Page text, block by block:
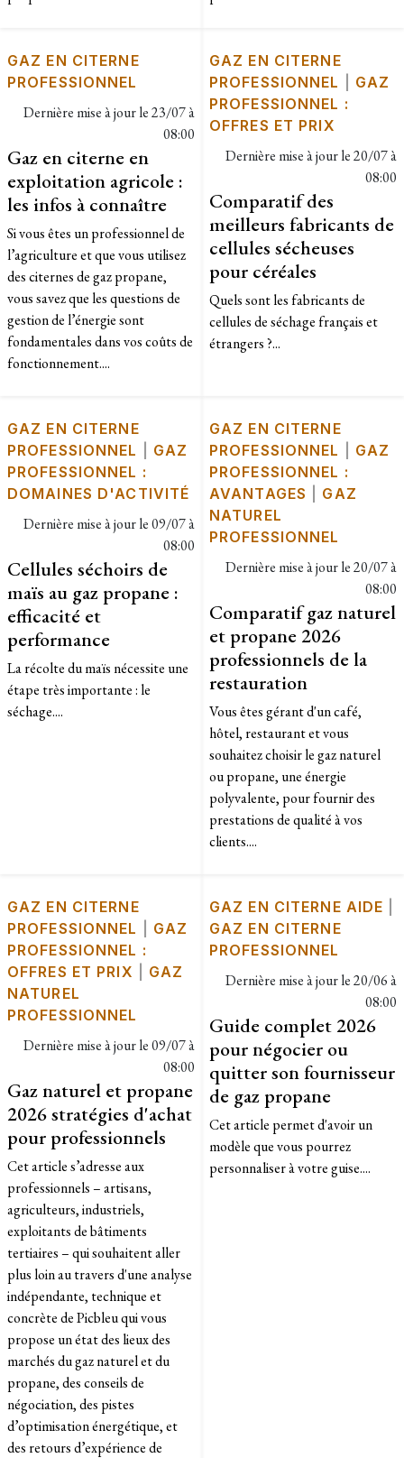
GAZ EN CITERNE
PROFESSIONNEL
Dernière mise à jour le23/07 à
08:00
Gaz en citerne en
exploitation agricole :
les infos à connaître
Si vous êtes un professionnel de
l’agriculture et que vous utilisez
des citernes de gaz propane,
vous savez que les questions de
gestion de l’énergie sont
fondamentales dans vos coûts de
fonctionnement....
GAZ EN CITERNE
PROFESSIONNEL
GAZ
PROFESSIONNEL :
OFFRES ET PRIX
Dernière mise à jour le20/07 à
08:00
Comparatif des
meilleurs fabricants de
cellules sécheuses
pour céréales
Quels sont les fabricants de
cellules de séchage français et
étrangers ?...
GAZ EN CITERNE
PROFESSIONNEL
GAZ
PROFESSIONNEL :
DOMAINES D'ACTIVITÉ
Dernière mise à jour le09/07 à
08:00
Cellules séchoirs de
maïs au gaz propane :
efficacité et
performance
​La récolte du maïs nécessite une
étape très importante : le
séchage....
GAZ EN CITERNE
PROFESSIONNEL
GAZ
PROFESSIONNEL :
AVANTAGES
GAZ
NATUREL
PROFESSIONNEL
Dernière mise à jour le20/07 à
08:00
Comparatif gaz naturel
et propane 2026
professionnels de la
restauration
Vous êtes gérant d'un café,
hôtel, restaurant et vous
souhaitez choisir le gaz naturel
ou propane, une énergie
polyvalente, pour fournir des
prestations de qualité à vos
clients....
GAZ EN CITERNE
PROFESSIONNEL
GAZ
PROFESSIONNEL :
OFFRES ET PRIX
GAZ
NATUREL
PROFESSIONNEL
Dernière mise à jour le09/07 à
08:00
Gaz naturel et propane
2026 stratégies d'achat
pour professionnels
​Cet article s’adresse aux
professionnels – artisans,
agriculteurs, industriels,
exploitants de bâtiments
tertiaires – qui souhaitent aller
plus loin au travers d'une analyse
indépendante, technique et
concrète de Picbleu qui vous
propose un état des lieux des
marchés du gaz naturel et du
propane, des conseils de
négociation, des pistes
d’optimisation énergétique, et
des retours d’expérience de
GAZ EN CITERNE AIDE
GAZ EN CITERNE
PROFESSIONNEL
Dernière mise à jour le20/06 à
08:00
Guide complet 2026
pour négocier ou
quitter son fournisseur
de gaz propane
Cet article permet d'avoir un
modèle que vous pourrez
personnaliser à votre guise....